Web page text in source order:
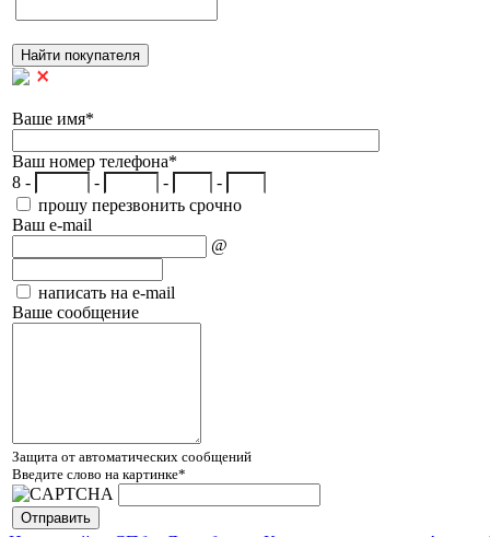
Ваше имя*
Ваш номер телефона*
8 -
- -
-
прошу перезвонить срочно
Ваш e-mail
@
написать на e-mail
Ваше сообщение
Защита от автоматических сообщений
Введите слово на картинке*